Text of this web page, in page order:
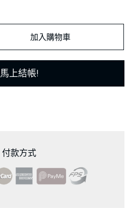
加入購物車
馬上結帳!
付款方式